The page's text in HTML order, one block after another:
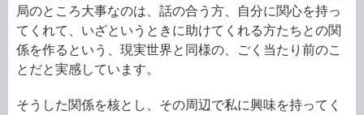
局のところ大事なのは、話の合う方、自分に関心を持っ
てくれて、いざというときに助けてくれる方たちとの関
係を作るという、現実世界と同様の、ごく当たり前のこ
とだと実感しています。
そうした関係を核とし、その周辺で私に興味を持ってく